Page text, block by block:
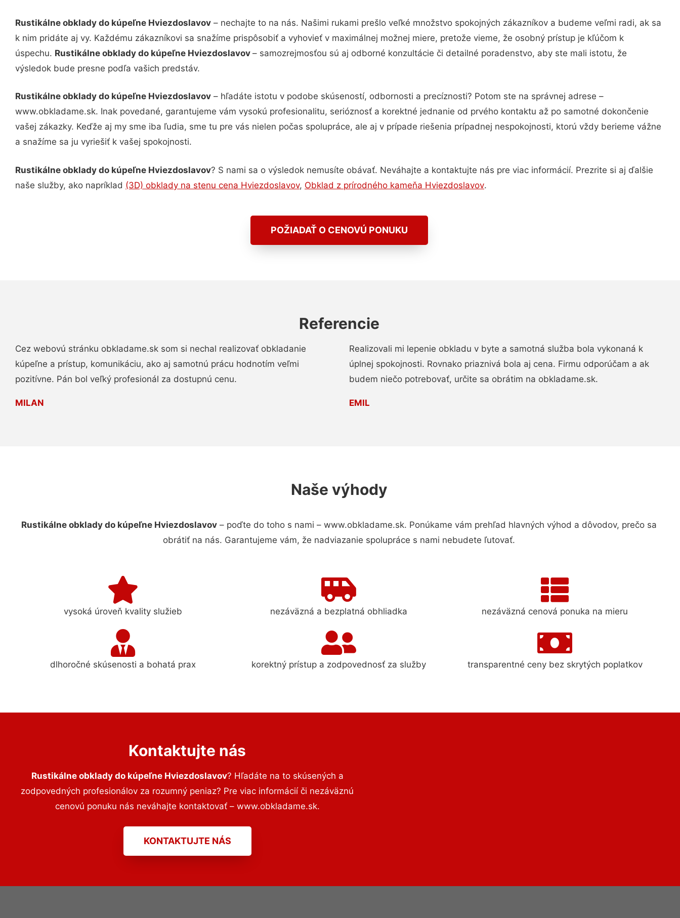
Rustikálne obklady do kúpeľne Hviezdoslavov – nechajte to na nás. Našimi rukami prešlo veľké množstvo spokojných zákazníkov a budeme veľmi radi, ak sa
k nim pridáte aj vy. Každému zákazníkovi sa snažíme prispôsobiť a vyhovieť v maximálnej možnej miere, pretože vieme, že osobný prístup je kľúčom k
úspechu. Rustikálne obklady do kúpeľne Hviezdoslavov – samozrejmosťou sú aj odborné konzultácie či detailné poradenstvo, aby ste mali istotu, že
výsledok bude presne podľa vašich predstáv.
Rustikálne obklady do kúpeľne Hviezdoslavov – hľadáte istotu v podobe skúseností, odbornosti a precíznosti? Potom ste na správnej adrese –
www.obkladame.sk. Inak povedané, garantujeme vám vysokú profesionalitu, serióznosť a korektné jednanie od prvého kontaktu až po samotné dokončenie
vašej zákazky. Keďže aj my sme iba ľudia, sme tu pre vás nielen počas spolupráce, ale aj v prípade riešenia prípadnej nespokojnosti, ktorú vždy berieme vážne
a snažíme sa ju vyriešiť k vašej spokojnosti.
Rustikálne obklady do kúpeľne Hviezdoslavov? S nami sa o výsledok nemusíte obávať. Neváhajte a kontaktujte nás pre viac informácií. Prezrite si aj ďalšie
naše služby, ako napríklad (3D) obklady na stenu cena Hviezdoslavov, Obklad z prírodného kameňa Hviezdoslavov.
POŽIADAŤ O CENOVÚ PONUKU
Referencie
Cez webovú stránku obkladame.sk som si nechal realizovať obkladanie
kúpeľne a prístup, komunikáciu, ako aj samotnú prácu hodnotím veľmi
pozitívne. Pán bol veľký profesionál za dostupnú cenu.
MILAN
Realizovali mi lepenie obkladu v byte a samotná služba bola vykonaná k
úplnej spokojnosti. Rovnako priaznivá bola aj cena. Firmu odporúčam a ak
budem niečo potrebovať, určite sa obrátim na obkladame.sk.
EMIL
Naše výhody
Rustikálne obklady do kúpeľne Hviezdoslavov – poďte do toho s nami – www.obkladame.sk. Ponúkame vám prehľad hlavných výhod a dôvodov, prečo sa
obrátiť na nás. Garantujeme vám, že nadviazanie spolupráce s nami nebudete ľutovať.
vysoká úroveň kvality služieb nezáväzná a bezplatná obhliadka nezáväzná cenová ponuka na mieru
dlhoročné skúsenosti a bohatá prax korektný prístup a zodpovednosť za služby transparentné ceny bez skrytých poplatkov
Kontaktujte nás
Rustikálne obklady do kúpeľne Hviezdoslavov? Hľadáte na to skúsených a
zodpovedných profesionálov za rozumný peniaz? Pre viac informácií či nezáväznú
cenovú ponuku nás neváhajte kontaktovať – www.obkladame.sk.
KONTAKTUJTE NÁS